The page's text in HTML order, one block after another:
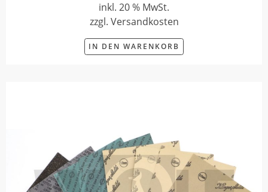
inkl. 20 % MwSt.
zzgl. Versandkosten
IN DEN WARENKORB